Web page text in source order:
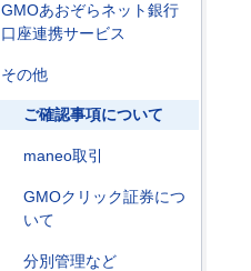
GMOあおぞらネット銀行
口座連携サービス
その他
ご確認事項について
maneo取引
GMOクリック証券につ
いて
分別管理など